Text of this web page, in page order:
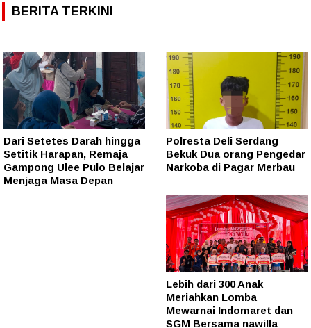
BERITA TERKINI
Dari Setetes Darah hingga
Setitik Harapan, Remaja
Gampong Ulee Pulo Belajar
Menjaga Masa Depan
Polresta Deli Serdang
Bekuk Dua orang Pengedar
Narkoba di Pagar Merbau
Lebih dari 300 Anak
Meriahkan Lomba
Mewarnai Indomaret dan
SGM Bersama nawilla